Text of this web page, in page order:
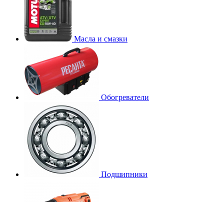
Масла и смазки
Обогреватели
Подшипники